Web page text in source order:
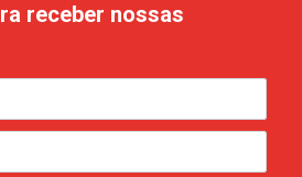
receber nossas